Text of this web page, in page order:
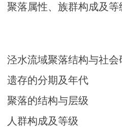
属性、族群构成及等
流域聚落结构与社会
的分期及年代
的结构与层级
群构成及等级